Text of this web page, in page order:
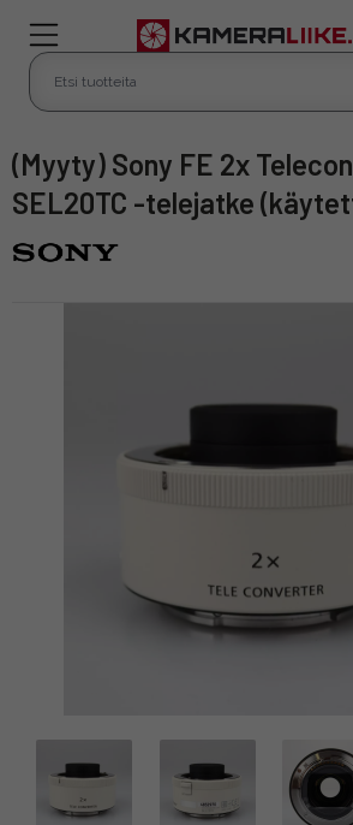
(Myyty) Sony FE 2x Teleconverter
SEL20TC -telejatke